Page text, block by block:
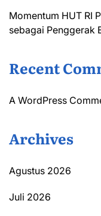
Momentum HUT RI
sebagai Penggerak
Recent
A WordPress
Archives
Agustus 2026
Juli 2026